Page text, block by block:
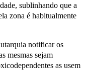
sublinhando que a
zona é habitualmente
notificar os
mesmas sejam
as usem